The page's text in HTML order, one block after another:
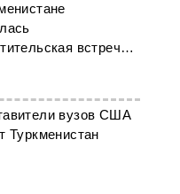
встреча в
вузов США
Туркменистан